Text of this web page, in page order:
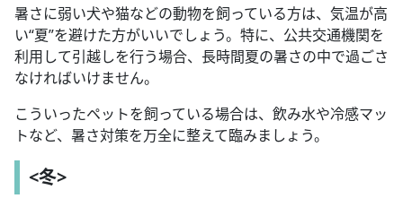
暑さに弱い犬や猫などの動物を飼っている方は、気温が高
い“夏”を避けた方がいいでしょう。特に、公共交通機関を
利用して引越しを行う場合、長時間夏の暑さの中で過ごさ
なければいけません。
こういったペットを飼っている場合は、飲み水や冷感マッ
トなど、暑さ対策を万全に整えて臨みましょう。
<冬>